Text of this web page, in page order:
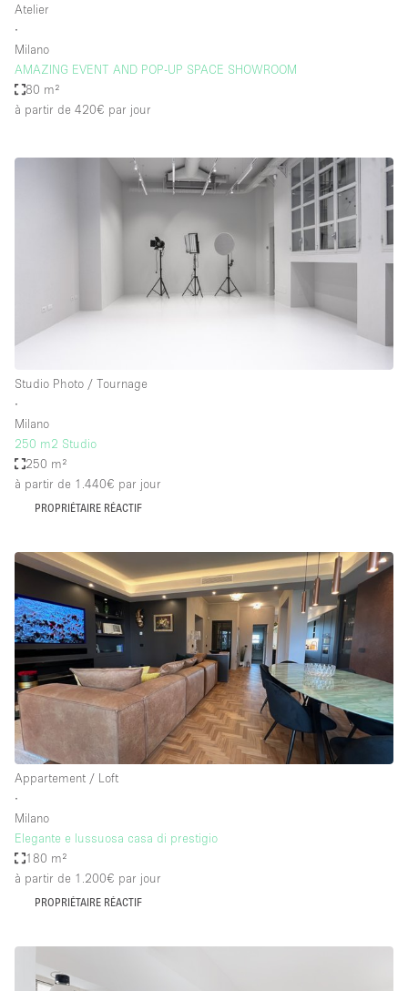
Atelier
∙
Milano
AMAZING EVENT AND POP-UP SPACE SHOWROOM
80 m²
à partir de 420€ par jour
Studio Photo / Tournage
∙
Milano
250 m2 Studio
250 m²
à partir de 1.440€ par jour
PROPRIÉTAIRE RÉACTIF
Appartement / Loft
∙
Milano
Elegante e lussuosa casa di prestigio
180 m²
à partir de 1.200€ par jour
PROPRIÉTAIRE RÉACTIF